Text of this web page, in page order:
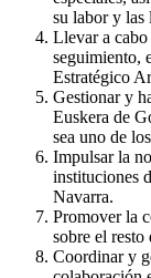
su labor y las
Llevar a cabo
seguimiento,
Estratégico
Gestionar y
Euskera de
sea uno de
Impulsar la
instituciones
Navarra.
Promover la
sobre el resto
Coordinar y